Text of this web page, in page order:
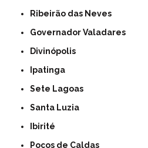
Ribeirão das Neves
Governador Valadares
Divinópolis
Ipatinga
Sete Lagoas
Santa Luzia
Ibirité
Poços de Caldas